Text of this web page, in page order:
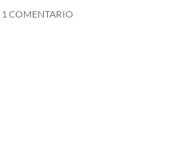
1 COMENTARIO